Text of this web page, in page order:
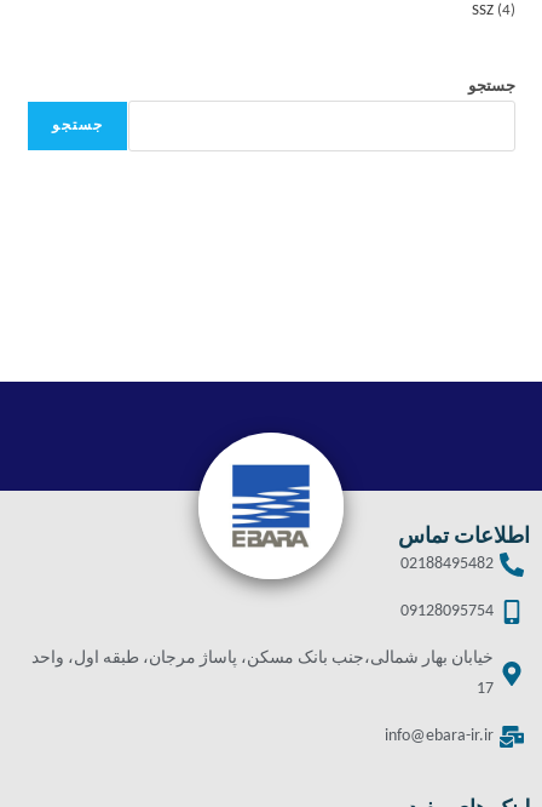
SSZ 4
جستجو
جستجو
اطلاعات تماس
02188495482
09128095754
خیابان بهار شمالی،جنب بانک مسکن، پاساژ مرجان، طبقه اول، واحد
17
info@ebara-ir.ir